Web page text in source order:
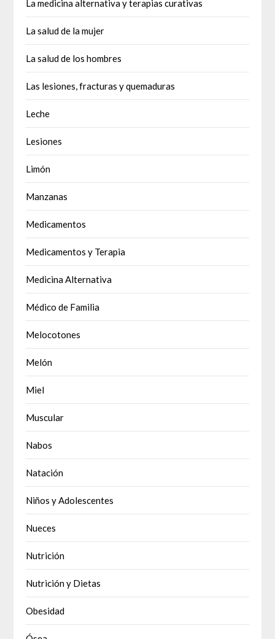
La medicina alternativa y terapias curativas
La salud de la mujer
La salud de los hombres
Las lesiones, fracturas y quemaduras
Leche
Lesiones
Limón
Manzanas
Medicamentos
Medicamentos y Terapia
Medicina Alternativa
Médico de Familia
Melocotones
Melón
Miel
Muscular
Nabos
Natación
Niños y Adolescentes
Nueces
Nutrición
Nutrición y Dietas
Obesidad